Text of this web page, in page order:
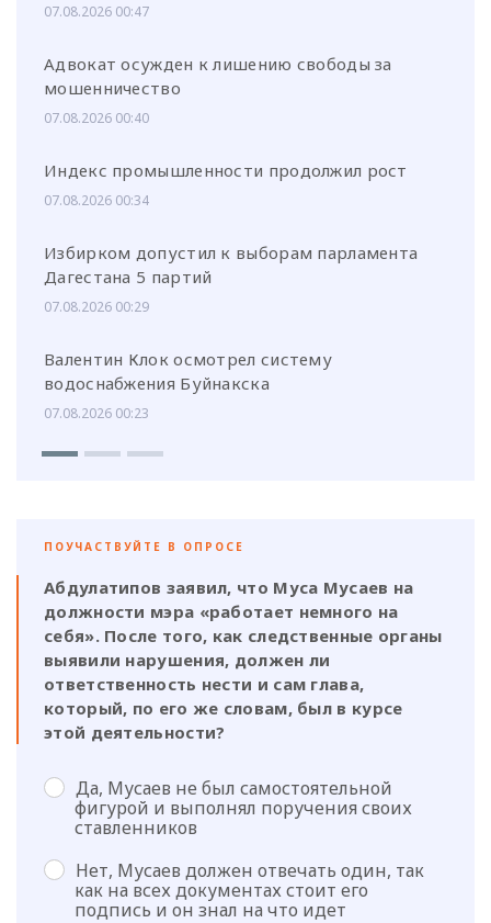
07.08.2026 00:47
Адвокат осужден к лишению свободы за
мошенничество
07.08.2026 00:40
Индекс промышленности продолжил рост
07.08.2026 00:34
Избирком допустил к выборам парламента
Дагестана 5 партий
07.08.2026 00:29
Валентин Клок осмотрел систему
водоснабжения Буйнакска
07.08.2026 00:23
ПОУЧАСТВУЙТЕ В ОПРОСЕ
Абдулатипов заявил, что Муса Мусаев на
должности мэра «работает немного на
себя». После того, как следственные органы
выявили нарушения, должен ли
ответственность нести и сам глава,
который, по его же словам, был в курсе
этой деятельности?
Да, Мусаев не был самостоятельной
фигурой и выполнял поручения своих
ставленников
Нет, Мусаев должен отвечать один, так
как на всех документах стоит его
подпись и он знал на что идет